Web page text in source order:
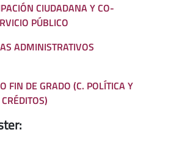
CIUDADANA Y CO-
PÚBLICO
ADMINISTRATIVOS
FIN DE GRADO (C. POLÍTICA Y